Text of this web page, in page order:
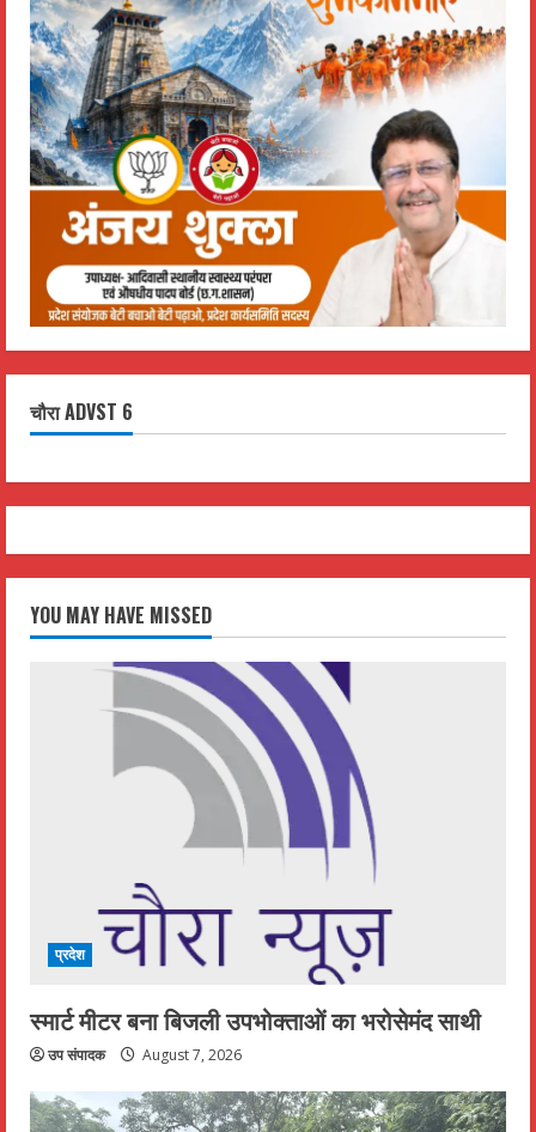
चौरा ADVST 6
YOU MAY HAVE MISSED
प्रदेश
स्मार्ट मीटर बना बिजली उपभोक्ताओं का भरोसेमंद साथी
उप संपादक August 7, 2026